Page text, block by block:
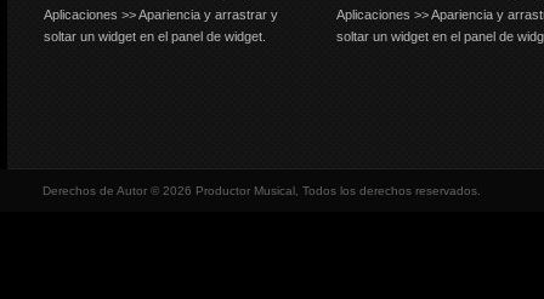
Aplicaciones >> Apariencia y arrastrar y
soltar un widget en el panel de widget.
Aplicaciones >> Apariencia y
soltar un widget en el panel de
Derechos de Autor © 2026 Productor Musical, Todos los derechos reservados.